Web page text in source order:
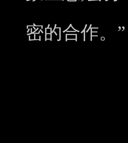
密的合作。”